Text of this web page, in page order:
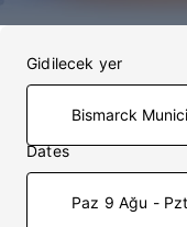
Gidilecek yer
Dates
Paz 9 Ağu -